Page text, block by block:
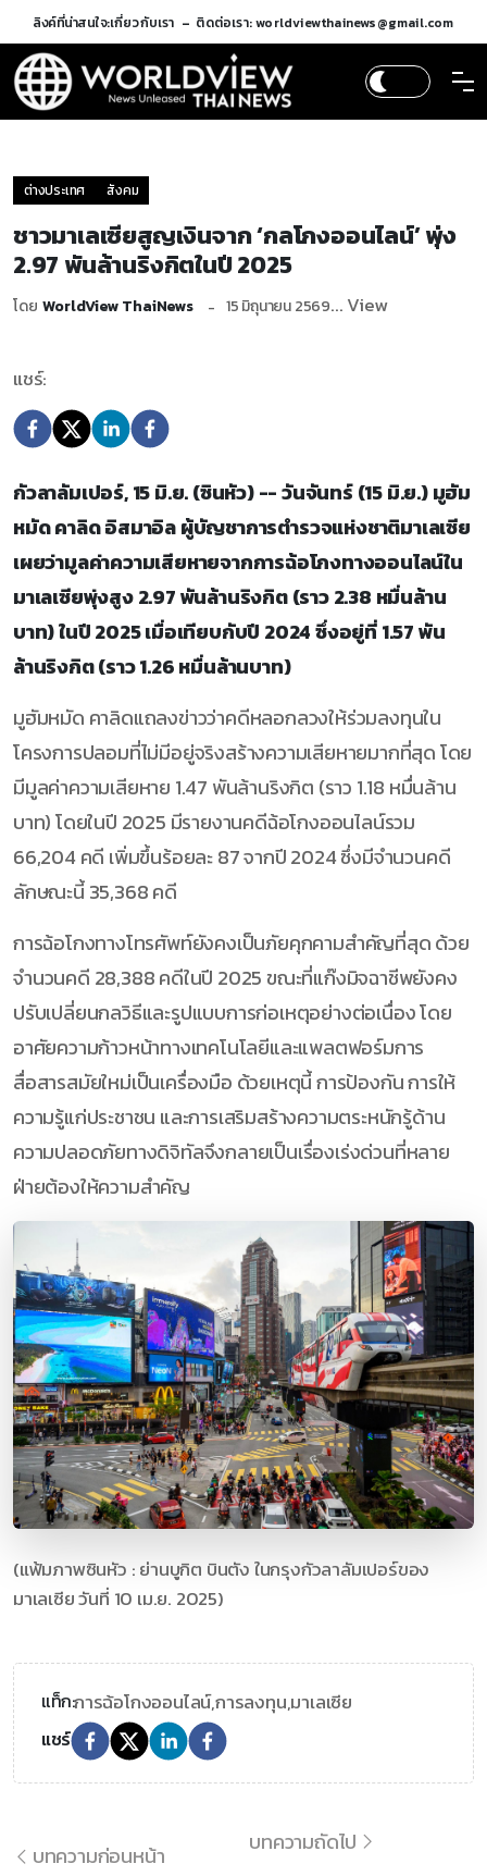
ลิงค์ที่น่าสนใจ:เกี่ยวกับเรา ติดต่อเรา: worldviewthainews@gmail.com
ต่างประเทศ สังคม
ชาวมาเลเซียสูญเงินจาก ‘กลโกงออนไลน์’ พุ่ง
2.97 พันล้านริงกิตในปี 2025
โดย WorldView ThaiNews 15 มิถุนายน 2569... View
แชร์:
กัวลาลัมเปอร์, 15 มิ.ย. (ซินหัว) -- วันจันทร์ (15 มิ.ย.) มูฮัม
หมัด คาลิด อิสมาอิล ผู้บัญชาการตำรวจแห่งชาติมาเลเซีย
เผยว่ามูลค่าความเสียหายจากการฉ้อโกงทางออนไลน์ใน
มาเลเซียพุ่งสูง 2.97 พันล้านริงกิต (ราว 2.38 หมื่นล้าน
บาท) ในปี 2025 เมื่อเทียบกับปี 2024 ซึ่งอยู่ที่ 1.57 พัน
ล้านริงกิต (ราว 1.26 หมื่นล้านบาท)
มูฮัมหมัด คาลิดแถลงข่าวว่าคดีหลอกลวงให้ร่วมลงทุนใน
โครงการปลอมที่ไม่มีอยู่จริงสร้างความเสียหายมากที่สุด โดย
มีมูลค่าความเสียหาย 1.47 พันล้านริงกิต (ราว 1.18 หมื่นล้าน
บาท) โดยในปี 2025 มีรายงานคดีฉ้อโกงออนไลน์รวม
66,204 คดี เพิ่มขึ้นร้อยละ 87 จากปี 2024 ซึ่งมีจำนวนคดี
ลักษณะนี้ 35,368 คดี
การฉ้อโกงทางโทรศัพท์ยังคงเป็นภัยคุกคามสำคัญที่สุด ด้วย
จำนวนคดี 28,388 คดีในปี 2025 ขณะที่แก๊งมิจฉาชีพยังคง
ปรับเปลี่ยนกลวิธีและรูปแบบการก่อเหตุอย่างต่อเนื่อง โดย
อาศัยความก้าวหน้าทางเทคโนโลยีและแพลตฟอร์มการ
สื่อสารสมัยใหม่เป็นเครื่องมือ ด้วยเหตุนี้ การป้องกัน การให้
ความรู้แก่ประชาชน และการเสริมสร้างความตระหนักรู้ด้าน
ความปลอดภัยทางดิจิทัลจึงกลายเป็นเรื่องเร่งด่วนที่หลาย
ฝ่ายต้องให้ความสำคัญ
(แฟ้มภาพซินหัว : ย่านบูกิต บินตัง ในกรุงกัวลาลัมเปอร์ของ
มาเลเซีย วันที่ 10 เม.ย. 2025)
แท็ก:การฉ้อโกงออนไลน์,การลงทุน,มาเลเซีย
แชร์
บทความก่อนหน้า
บทความถัดไป